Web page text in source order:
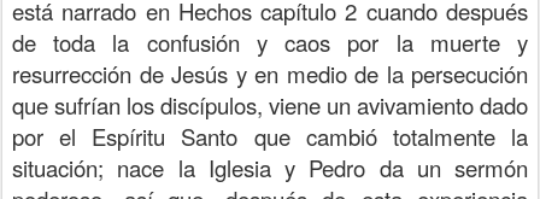
está narrado en Hechos capítulo 2 cuando después
de toda la confusión y caos por la muerte y
resurrección de Jesús y en medio de la persecución
que sufrían los discípulos, viene un avivamiento dado
por el Espíritu Santo que cambió totalmente la
situación; nace la Iglesia y Pedro da un sermón